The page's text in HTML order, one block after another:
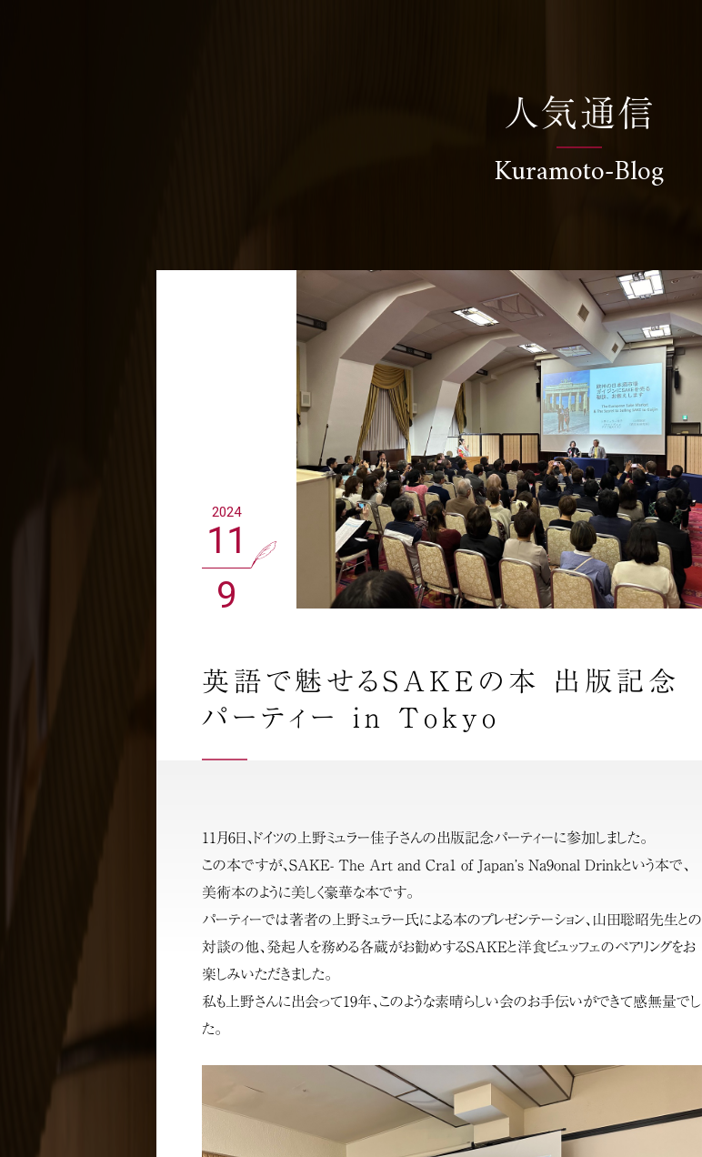
人気通信
Kuramoto-Blog
2024
11
9
英語で魅せるSAKEの本 出版記念
パーティー in Tokyo
11月6日、ドイツの上野ミュラー佳子さんの出版記念パーティーに参加しました。
この本ですが、SAKE- The Art and Cra1 of Japan’s Na9onal Drinkという本で、
美術本のように美しく豪華な本です。
パーティーでは著者の上野ミュラー⽒による本のプレゼンテーション、山田聡昭先生との
対談の他、発起⼈を務める各蔵がお勧めするSAKEと洋⾷ビュッフェのペアリングをお
楽しみいただきました。
私も上野さんに出会って19年、このような素晴らしい会のお手伝いができて感無量でし
た。